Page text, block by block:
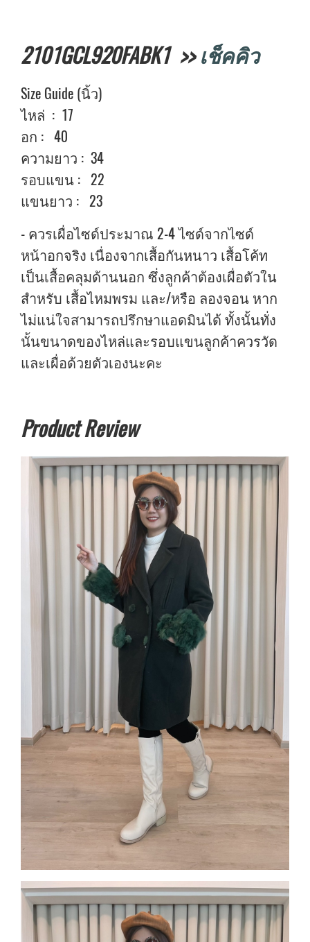
2101GCL920FABK1 >>เช็คคิว
Size Guide (นิ้ว)
ไหล่ : 17
อก : 40
ความยาว : 34
รอบแขน : 22
แขนยาว : 23
- ควรเผื่อไซด์ประมาณ 2-4 ไซด์จากไซด์
หน้าอกจริง เนื่องจากเสื้อกันหนาว เสื้อโค้ท
เป็นเสื้อคลุมด้านนอก ซึ่งลูกค้าต้องเผื่อตัวใน
สำหรับ เสื้อไหมพรม และ/หรือ ลองจอน หาก
ไม่แน่ใจสามารถปรึกษาแอดมินได้ ทั้งนั้นทั่ง
นั้นขนาดของไหล่และรอบแขนลูกค้าควรวัด
และเผื่อด้วยตัวเองนะคะ
Product Review